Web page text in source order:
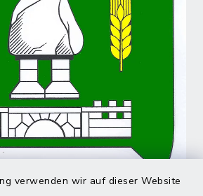
verwenden wir auf dieser Website